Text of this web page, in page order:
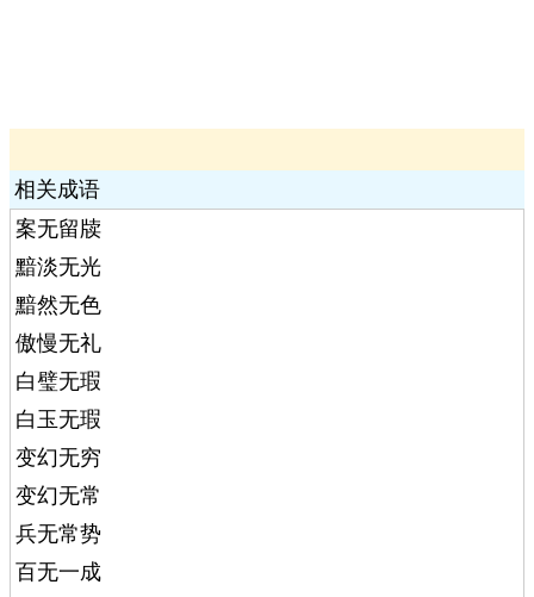
相关成语
案无留牍
黯淡无光
黯然无色
傲慢无礼
白璧无瑕
白玉无瑕
变幻无穷
变幻无常
兵无常势
百无一成